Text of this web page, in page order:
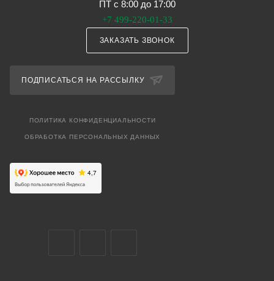
ПТ с 8:00 до 17:00
+7 499-220-01-33
ЗАКАЗАТЬ ЗВОНОК
ПОДПИСАТЬСЯ НА РАССЫЛКУ
ПОЛИТИКА КОНФИДЕНЦИАЛЬНОСТИ
ОБРАБОТКА ПЕРСОНАЛЬНЫХ ДАННЫХ